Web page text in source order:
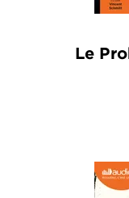
Le